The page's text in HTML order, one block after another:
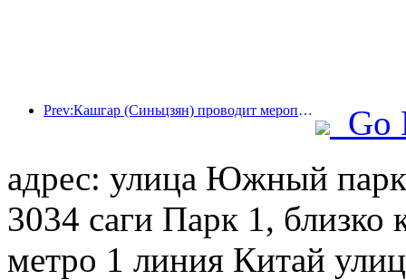
Prev:Кашгар (Синьцзян) проводит мероприятие по продвижению туризма с целью содействия межэтническому обмену.
Go
адрес: улица Южный
3034 саги Парк 1,
метро 1 линия Китай